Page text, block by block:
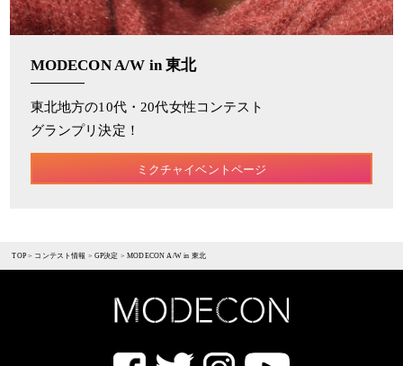
MODECON A/W in 東北
東北地方の10代・20代女性コンテスト
グランプリ決定！
ミクチャイベントページ
TOP> コンテスト情報 >GP決定 >MODECON A/W in 東北